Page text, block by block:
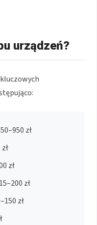
urządzeń?
zł
zł
zł
zł